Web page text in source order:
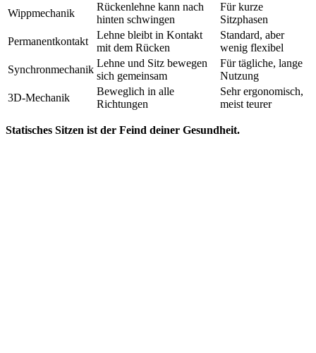
Wippmechanik
Rückenlehne kann nach
hinten schwingen
Für kurze
Sitzphasen
Permanentkontakt
Lehne bleibt in Kontakt
mit dem Rücken
Standard, aber
wenig flexibel
Synchronmechanik
Lehne und Sitz bewegen
sich gemeinsam
Für tägliche, lange
Nutzung
3D-Mechanik
Beweglich in alle
Richtungen
Sehr ergonomisch,
meist teurer
Statisches Sitzen ist der Feind deiner Gesundheit.